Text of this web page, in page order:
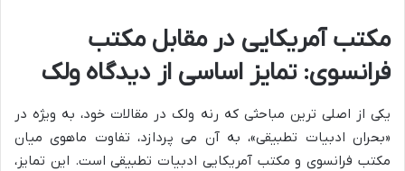
مکتب آمریکایی در مقابل مکتب
فرانسوی: تمایز اساسی از دیدگاه ولک
یکی از اصلی ترین مباحثی که رنه ولک در مقالات خود، به ویژه در
«بحران ادبیات تطبیقی»، به آن می پردازد، تفاوت ماهوی میان
مکتب فرانسوی و مکتب آمریکایی ادبیات تطبیقی است. این تمایز،